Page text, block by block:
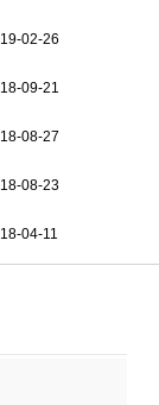
19-02-26
18-09-21
18-08-27
18-08-23
18-04-11